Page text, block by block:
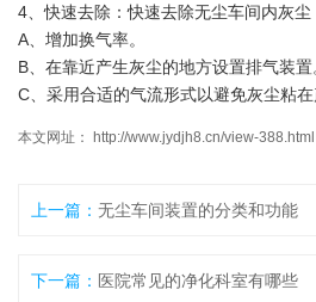
4、快速去除：快速去除无尘车间内灰尘
A、增加换气率。
B、在靠近产生灰尘的地方设置排气装置
C、采用合适的气流形式以避免灰尘粘在
本文网址： http://www.jydjh8.cn/view-388.html
上一篇： 无尘车间装置的分类和功能
下一篇： 医院常见的净化科室有哪些